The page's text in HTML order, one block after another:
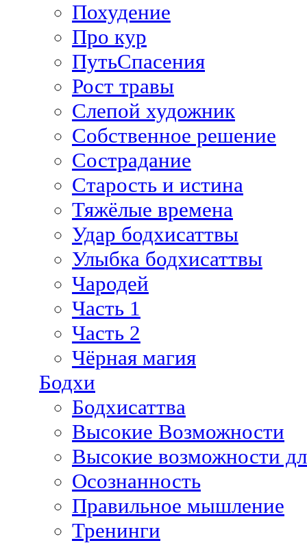
Похудение
Про кур
ПутьСпасения
Рост травы
Слепой художник
Собственное решение
Сострадание
Старость и истина
Тяжёлые времена
Удар бодхисаттвы
Улыбка бодхисаттвы
Чародей
Часть 1
Часть 2
Чёрная магия
Бодхи
Бодхисаттва
Высокие Возможности
Высокие возможности
Осознанность
Правильное мышление
Тренинги